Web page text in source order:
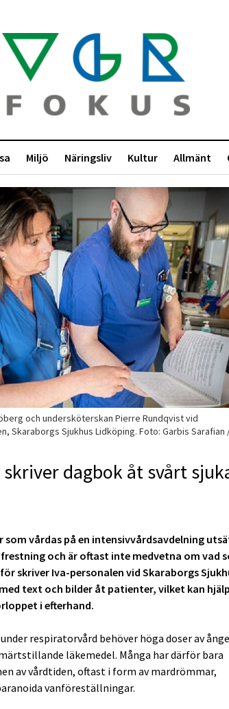
Miljö Näringsliv Kultur Allmänt
och undersköterskan Pierre Rundqvist vid
Skaraborgs Sjukhus Lidköping. Foto: Garbis Sarafian
dagbok åt svårt
som vårdas på en intensivvårdsavdelning
och är oftast inte medvetna om vad
skriver Iva-personalen vid Skaraborgs
text och bilder åt patienter, vilket kan
i efterhand.
respiratorvård behöver höga doser av
läkemedel. Många har därför bara
av vårdtiden, oftast i form av mardrömmar,
vanföreställningar.